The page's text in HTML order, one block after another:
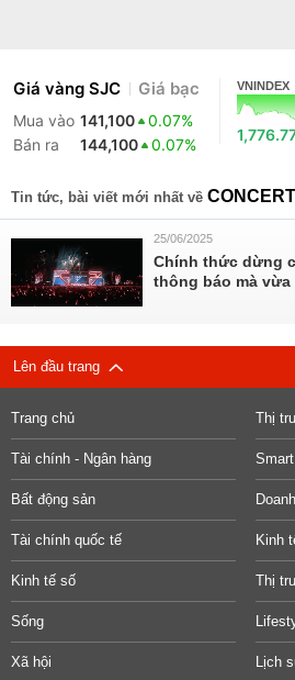
Giá vàng SJC Giá bạc
Mua vào 141,100
0.07%
Bán ra
144,100 0.07%
VNINDEX
Tin tức, bài viết mới nhất về
25/06/2025
Chính thức dừng
thông báo mà
Lên đầu trang
Trang chủ Thị
Tài chính - Ngân hàng
Bất động sản
Tài chính quốc tế Kinh
Kinh tế số Thị
Sống
Xã hội Lịch